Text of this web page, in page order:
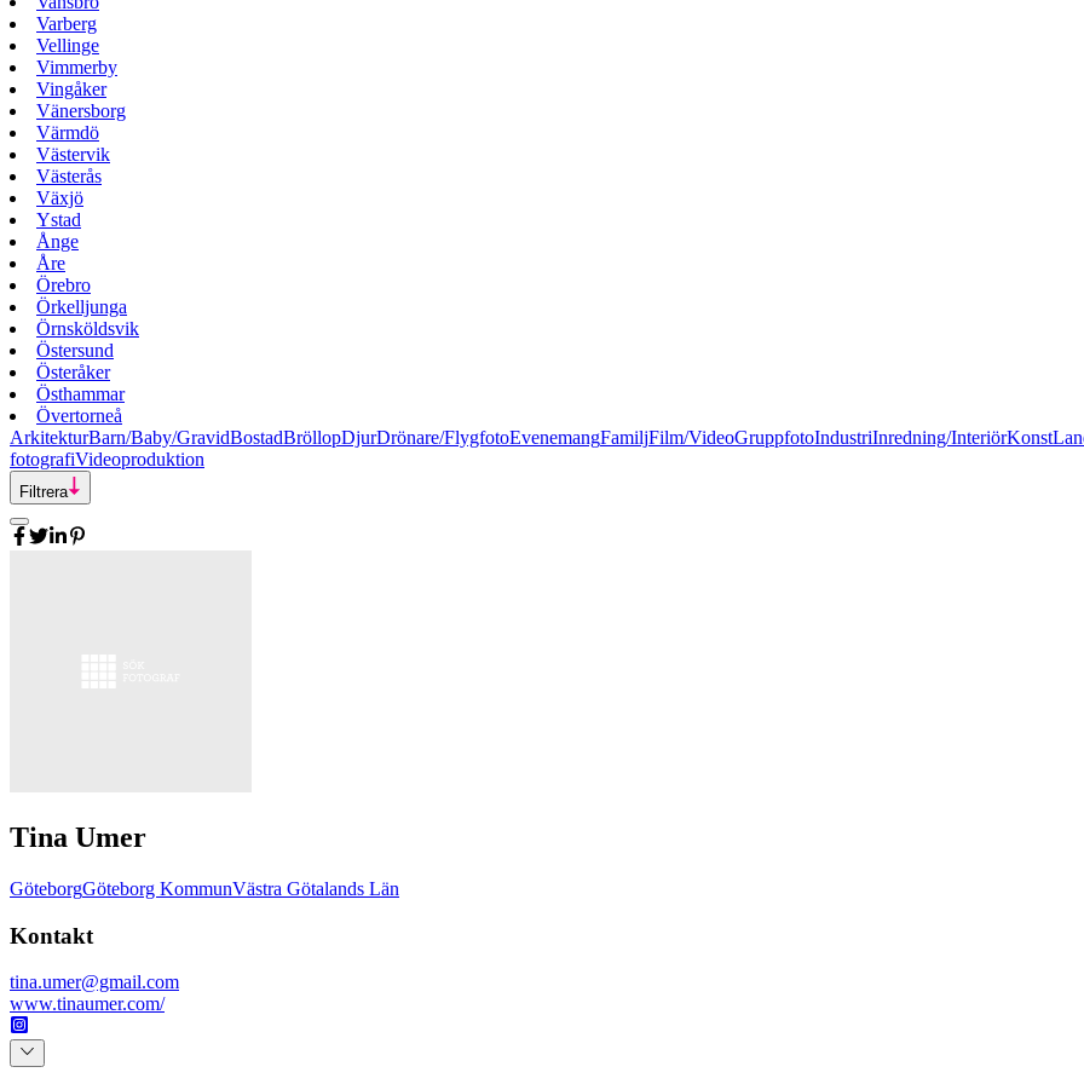
Varberg
Vellinge
Vimmerby
Vingåker
Vänersborg
Värmdö
Västervik
Västerås
Växjö
Ystad
Ånge
Åre
Örebro
Örkelljunga
Örnsköldsvik
Östersund
Österåker
Östhammar
Övertorneå
ArkitekturBarn/Baby/GravidBostadBröllopDjurDrönare/FlygfotoEvenemangFamiljFilm/VideoGruppfotoIndustriInredning/InteriörKonst
fotografiVideoproduktion
Filtrera
Tina Umer
GöteborgGöteborg KommunVästra Götalands Län
Kontakt
tina.umer@gmail.com
www.tinaumer.com/